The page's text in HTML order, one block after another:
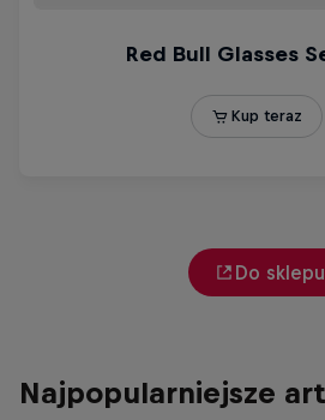
Do sklepu
Najpopularniejsze